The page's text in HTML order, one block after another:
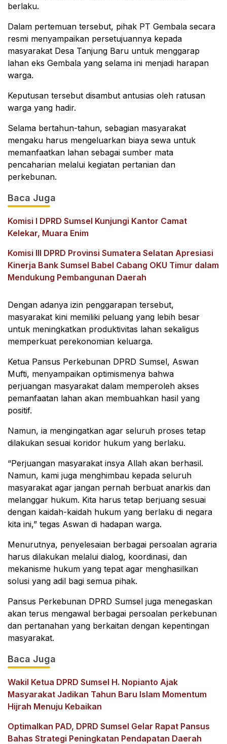
berlaku.
Dalam pertemuan tersebut, pihak PT Gembala secara
resmi menyampaikan persetujuannya kepada
masyarakat Desa Tanjung Baru untuk menggarap
lahan eks Gembala yang selama ini menjadi harapan
warga.
Keputusan tersebut disambut antusias oleh ratusan
warga yang hadir.
Selama bertahun-tahun, sebagian masyarakat
mengaku harus mengeluarkan biaya sewa untuk
memanfaatkan lahan sebagai sumber mata
pencaharian melalui kegiatan pertanian dan
perkebunan.
Baca Juga
Komisi I DPRD Sumsel Kunjungi Kantor Camat
Kelekar, Muara Enim
Komisi III DPRD Provinsi Sumatera Selatan Apresiasi
Kinerja Bank Sumsel Babel Cabang OKU Timur dalam
Mendukung Pembangunan Daerah
Dengan adanya izin penggarapan tersebut,
masyarakat kini memiliki peluang yang lebih besar
untuk meningkatkan produktivitas lahan sekaligus
memperkuat perekonomian keluarga.
Ketua Pansus Perkebunan DPRD Sumsel, Aswan
Mufti, menyampaikan optimismenya bahwa
perjuangan masyarakat dalam memperoleh akses
pemanfaatan lahan akan membuahkan hasil yang
positif.
Namun, ia mengingatkan agar seluruh proses tetap
dilakukan sesuai koridor hukum yang berlaku.
“Perjuangan masyarakat insya Allah akan berhasil.
Namun, kami juga menghimbau kepada seluruh
masyarakat agar jangan pernah berbuat anarkis dan
melanggar hukum. Kita harus tetap berjuang sesuai
dengan kaidah-kaidah hukum yang berlaku di negara
kita ini,” tegas Aswan di hadapan warga.
Menurutnya, penyelesaian berbagai persoalan agraria
harus dilakukan melalui dialog, koordinasi, dan
mekanisme hukum yang tepat agar menghasilkan
solusi yang adil bagi semua pihak.
Pansus Perkebunan DPRD Sumsel juga menegaskan
akan terus mengawal berbagai persoalan perkebunan
dan pertanahan yang berkaitan dengan kepentingan
masyarakat.
Baca Juga
Wakil Ketua DPRD Sumsel H. Nopianto Ajak
Masyarakat Jadikan Tahun Baru Islam Momentum
Hijrah Menuju Kebaikan
Optimalkan PAD, DPRD Sumsel Gelar Rapat Pansus
Bahas Strategi Peningkatan Pendapatan Daerah